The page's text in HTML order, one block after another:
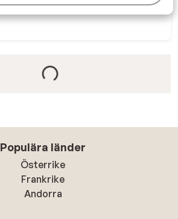
Le Corbier
Populära länder
Österrike
Frankrike
Andorra